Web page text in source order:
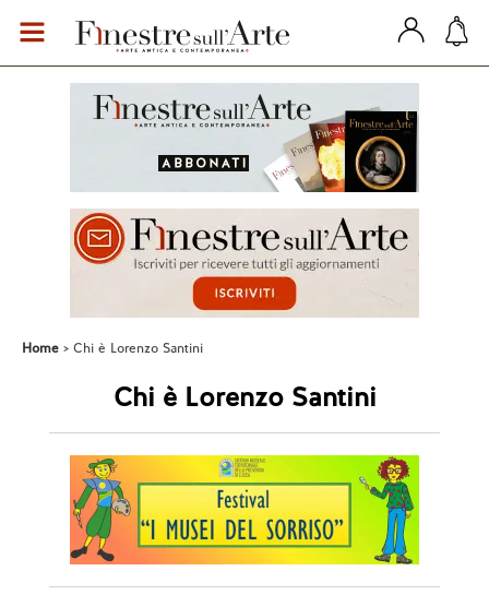
Home Chi è Lorenzo Santini
Chi è Lorenzo Santini